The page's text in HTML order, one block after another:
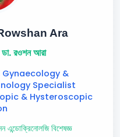
Ara
রওশন আরা
&
Specialist
& Hysteroscopic
এন্ডোক্রিনোলজি বিশেষজ্ঞ